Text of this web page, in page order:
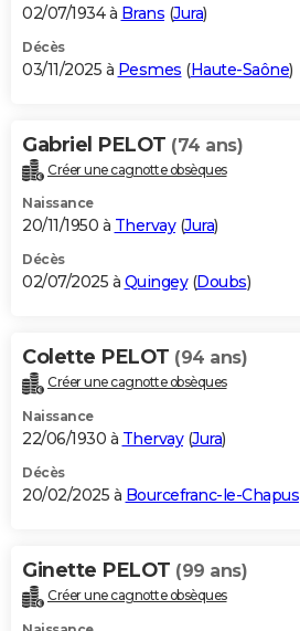
02/07/1934 à Brans (Jura)
Décès
03/11/2025 à Pesmes (Haute-Saône)
Gabriel PELOT (74 ans)
Créer une cagnotte obsèques
Naissance
20/11/1950 à Thervay(Jura)
Décès
02/07/2025 à Quingey(Doubs)
Colette PELOT (94 ans)
Créer une cagnotte obsèques
Naissance
22/06/1930 à Thervay(Jura)
Décès
20/02/2025 à Bourcefranc-le-Chapus
Ginette PELOT (99 ans)
Créer une cagnotte obsèques